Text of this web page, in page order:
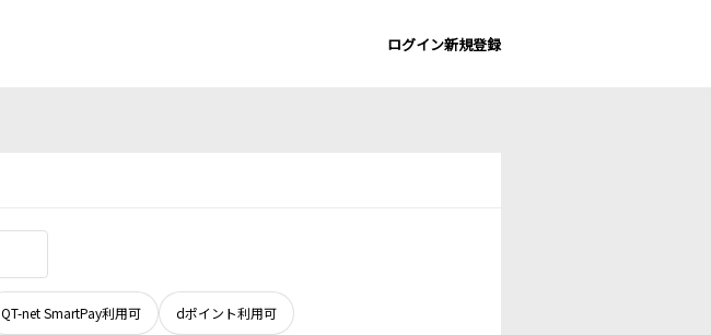
ログイン新規登録
QT-net SmartPay利用可 dポイント利用可